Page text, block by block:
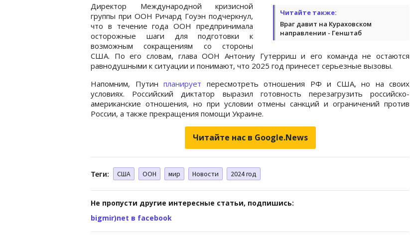
Читайте также:
Враг давит на Кураховском
направлении - Генштаб
Директор Международной кризисной
группы при ООН Ричард Гоуэн подчеркнул,
что в течение года ООН предпринимала
осторожные шаги для подготовки к
возможным сокращениям со стороны
США. По его словам, глава ООН Антониу Гутерриш и его команда не остаются
равнодушными к ситуации и понимают, что 2025 год принесет серьезные вызовы.
Напомним, Путин планирует пересмотреть отношения РФ и США, но на своих
условиях. Российский диктатор выразил готовность перезагрузить российско-
американские отношения, но при условии отмены санкций и ограничений против
России, а также прекращения помощи Украине.
Читайте нас в Google.News
Теги: США ООН мир Новости 2024 год
Не пропусти другие интересные статьи, подпишись:
bigmir)net в facebook